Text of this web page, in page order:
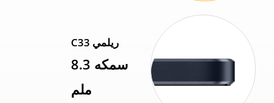
ريلمي C33
سمكه 8.3
ملم